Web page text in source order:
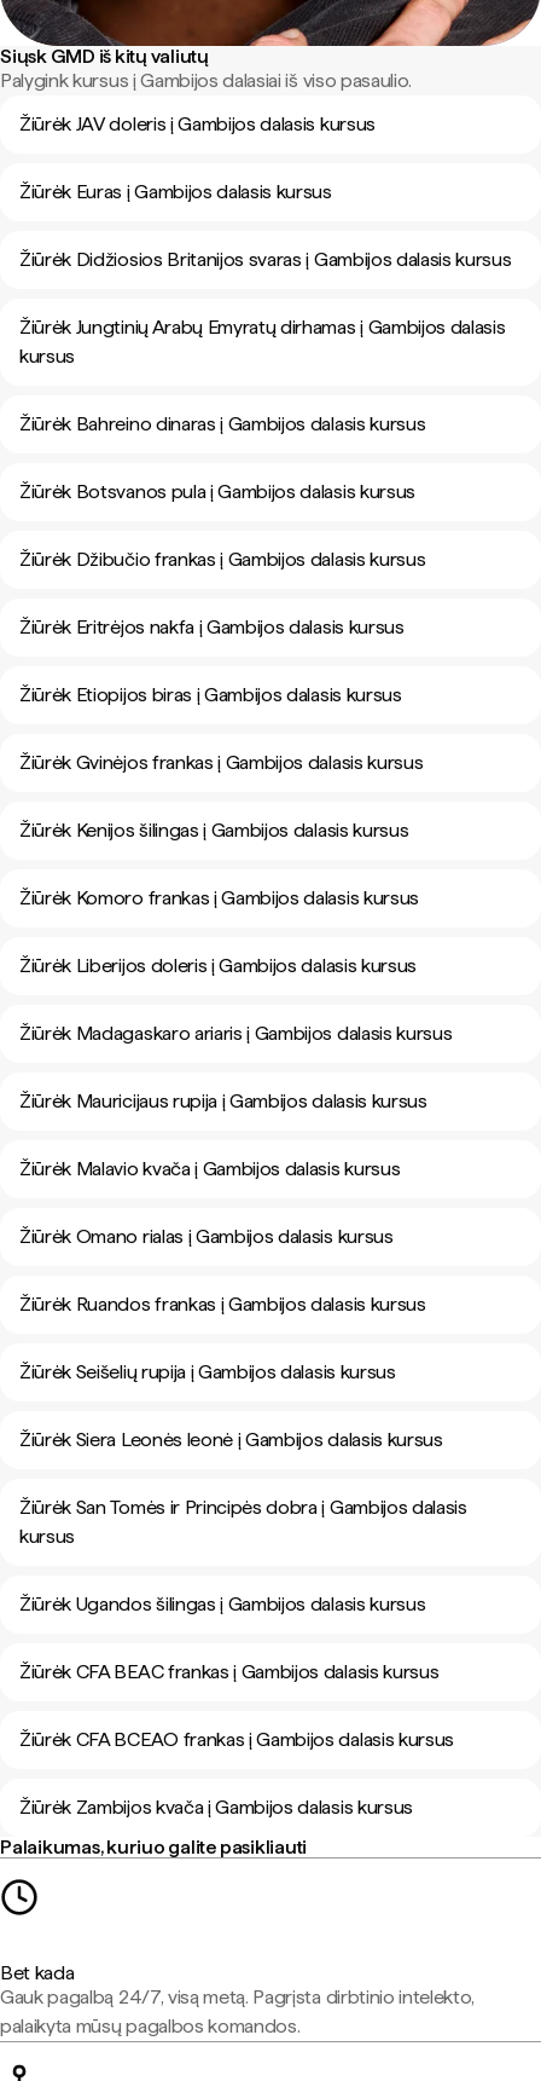
Siųsk GMD iš kitų valiutų
Palygink kursus į Gambijos dalasiai iš viso pasaulio.
Žiūrėk JAV doleris į Gambijos dalasis kursus
Žiūrėk Euras į Gambijos dalasis kursus
Žiūrėk Didžiosios Britanijos svaras į Gambijos dalasis kursus
Žiūrėk Jungtinių Arabų Emyratų dirhamas į Gambijos dalasis
kursus
Žiūrėk Bahreino dinaras į Gambijos dalasis kursus
Žiūrėk Botsvanos pula į Gambijos dalasis kursus
Žiūrėk Džibučio frankas į Gambijos dalasis kursus
Žiūrėk Eritrėjos nakfa į Gambijos dalasis kursus
Žiūrėk Etiopijos biras į Gambijos dalasis kursus
Žiūrėk Gvinėjos frankas į Gambijos dalasis kursus
Žiūrėk Kenijos šilingas į Gambijos dalasis kursus
Žiūrėk Komoro frankas į Gambijos dalasis kursus
Žiūrėk Liberijos doleris į Gambijos dalasis kursus
Žiūrėk Madagaskaro ariaris į Gambijos dalasis kursus
Žiūrėk Mauricijaus rupija į Gambijos dalasis kursus
Žiūrėk Malavio kvača į Gambijos dalasis kursus
Žiūrėk Omano rialas į Gambijos dalasis kursus
Žiūrėk Ruandos frankas į Gambijos dalasis kursus
Žiūrėk Seišelių rupija į Gambijos dalasis kursus
Žiūrėk Siera Leonės leonė į Gambijos dalasis kursus
Žiūrėk San Tomės ir Principės dobra į Gambijos dalasis
kursus
Žiūrėk Ugandos šilingas į Gambijos dalasis kursus
Žiūrėk CFA BEAC frankas į Gambijos dalasis kursus
Žiūrėk CFA BCEAO frankas į Gambijos dalasis kursus
Žiūrėk Zambijos kvača į Gambijos dalasis kursus
Palaikumas, kuriuo galite pasikliauti
Bet kada
Gauk pagalbą 24/7, visą metą. Pagrįsta dirbtinio intelekto,
palaikyta mūsų pagalbos komandos.